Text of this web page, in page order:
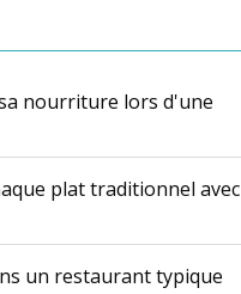
nourriture lors d'une
plat traditionnel avec
un restaurant typique